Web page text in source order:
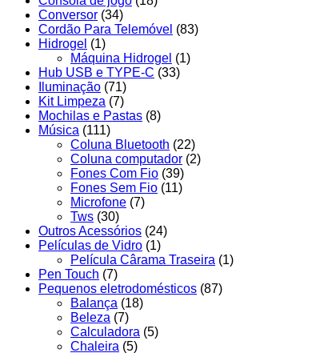
Conversor (34)
Cordão Para Telemóvel (83)
Hidrogel (1)
Máquina Hidrogel (1)
Hub USB e TYPE-C (33)
Iluminação (71)
Kit Limpeza (7)
Mochilas e Pastas (8)
Música (111)
Coluna Bluetooth (22)
Coluna computador (2)
Fones Com Fio (39)
Fones Sem Fio (11)
Microfone (7)
Tws (30)
Outros Acessórios (24)
Películas de Vidro (1)
Película Cârama Traseira (1)
Pen Touch (7)
Pequenos eletrodomésticos (87)
Balança (18)
Beleza (7)
Calculadora (5)
Chaleira (5)